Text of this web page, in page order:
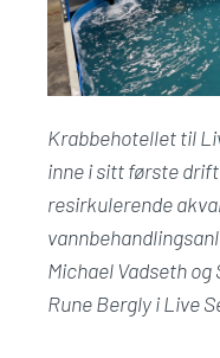
Krabbehotellet til
inne i sitt første
resirkulerende
Michael Vadseth
Rune Bergly i Live